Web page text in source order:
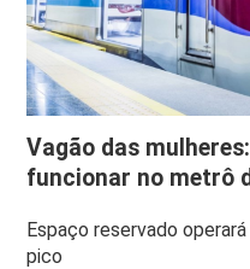
Vagão das
funcionar no metrô
Espaço reservado
pico